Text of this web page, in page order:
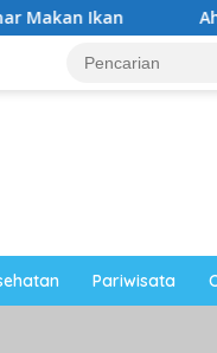
Ahmad Setiawan
Pariwisata